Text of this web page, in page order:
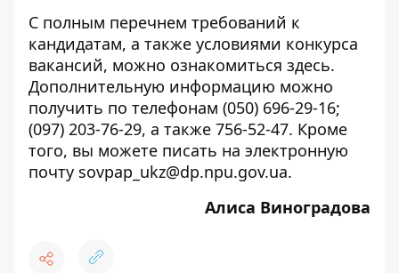
С полным перечнем требований к
кандидатам, а также условиями конкурса
вакансий, можно ознакомиться здесь.
Дополнительную информацию можно
получить по телефонам (050) 696-29-16;
(097) 203-76-29, а также 756-52-47. Кроме
того, вы можете писать на электронную
почту sovpap_ukz@dp.npu.gov.ua.
Алиса Виноградова